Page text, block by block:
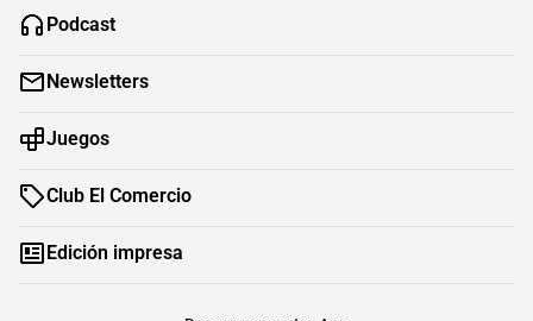
Podcast
Newsletters
Juegos
Club El Comercio
Edición impresa